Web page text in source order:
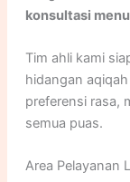
konsultasi
Tim ahli kami
hidangan
preferensi rasa,
semua puas.
Area Pelayanan